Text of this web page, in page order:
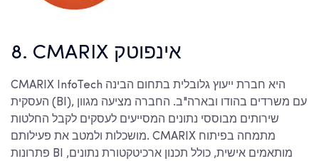
8. CMARIX אינפוטק
CMARIX InfoTech היא חברת ייעוץ גלובלית בתחום הבינה
העסקית (BI), עם משרדים בהודו ובארה"ב. החברה מציעה מגוון
שירותים מבוססי נתונים המסייעים לעסקים לקבל החלטות
מושכלות ולמטב את פעילותם. CMARIX מתמחה בפיתוח
פתרונות BI מותאמים אישית, כולל תכנון ארכיטקטורת נתונים,